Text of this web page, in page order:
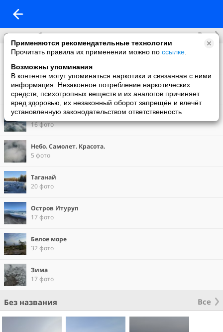
Применяются рекомендательные технологии
Прочитать правила их применении можно по ссылке
Возможны упоминания
В контенте могут упоминаться наркотики и связанная с ними
информация. Незаконное потребление наркотических
средств, психотропных веществ и их аналогов причиняет
вред здоровью, их незаконный оборот запрещён и влечёт
установленную законодательством ответственность
Фотоальбомы Все
Фото со мной
Плато Маньпупунер
8 фото
Приморье
16 фото
Небо. Самолет. Красота.
5 фото
Таганай
20 фото
Остров Итуруп
17 фото
Белое море
32 фото
Зима
17 фото
Без названия Все